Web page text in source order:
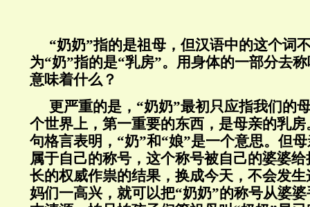
“奶奶”指的是祖母，但汉语中的这个词
为“奶”指的是“乳房”。用身体的一部分去
意味着什么？
更严重的是，“奶奶”最初只应指我们的
个世界上，第一重要的东西，是母亲的乳
句格言表明，“奶”和“娘”是一个意思。但
属于自己的称号，这个称号被自己的婆婆
长的权威作祟的结果，换成今天，不会发
妈们一高兴，就可以把“奶奶”的称号从婆